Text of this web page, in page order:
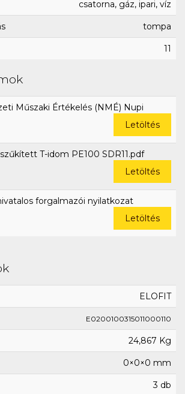
csatorna, gáz, ipari, víz
tompa
11
Műszaki Értékelés (NMÉ) Nupi
Letöltés
T-idom PE100 SDR11.pdf
Letöltés
forgalmazói nyilatkozat
Letöltés
ELOFIT
E0200100315011000110
24,867 Kg
0×0×0 mm
3 db